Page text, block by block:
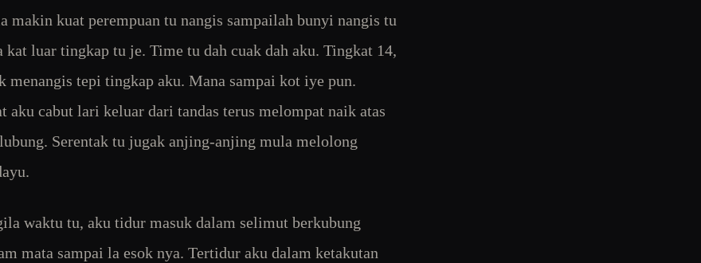
makin kuat perempuan tu nangis sampailah bunyi nangis tu
kat luar tingkap tu je. Time tu dah cuak dah aku. Tingkat 14,
menangis tepi tingkap aku. Mana sampai kot iye pun.
aku cabut lari keluar dari tandas terus melompat naik atas
Serentak tu jugak anjing-anjing mula melolong
waktu tu, aku tidur masuk dalam selimut berkubung
mata sampai la esok nya. Tertidur aku dalam ketakutan